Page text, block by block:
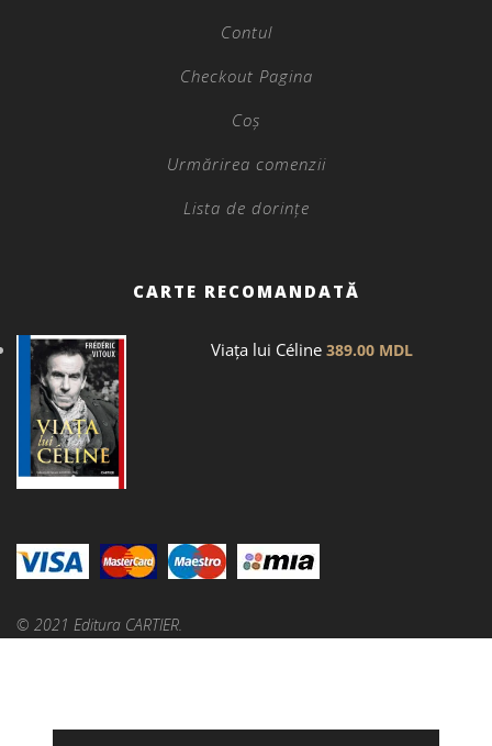
Contul
Checkout Pagina
Coș
Urmărirea comenzii
Lista de dorințe
CARTE RECOMANDATĂ
Viața lui Céline 389.00 MDL
© 2021 Editura CARTIER.